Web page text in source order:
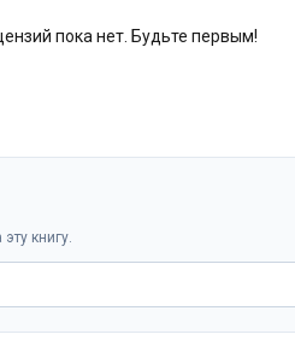
пока нет. Будьте первым!
книгу.